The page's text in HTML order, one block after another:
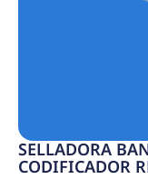
SELLADORA
CODIFICADOR